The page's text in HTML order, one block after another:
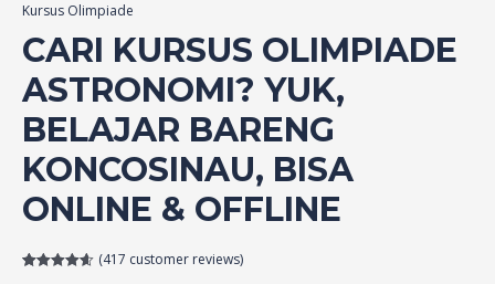
Kursus Olimpiade
CARI KURSUS OLIMPIADE
ASTRONOMI? YUK,
BELAJAR BARENG
KONCOSINAU, BISA
ONLINE & OFFLINE
(417 customer reviews)